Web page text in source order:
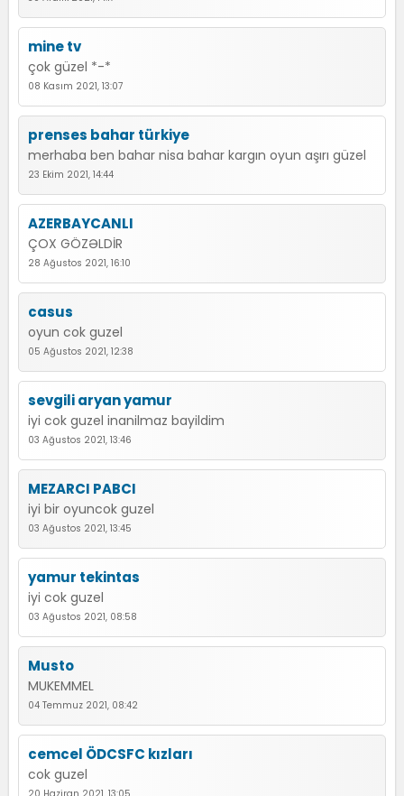
mine tv
çok güzel *-*
08 Kasım 2021, 13:07
prenses bahar türkiye
merhaba ben bahar nisa bahar kargın oyun aşırı güzel
23 Ekim 2021, 14:44
AZERBAYCANLI
ÇOX GÖZƏLDİR
28 Ağustos 2021, 16:10
casus
oyun cok guzel
05 Ağustos 2021, 12:38
sevgili aryan yamur
iyi cok guzel inanilmaz bayildim
03 Ağustos 2021, 13:46
MEZARCI PABCI
iyi bir oyuncok guzel
03 Ağustos 2021, 13:45
yamur tekintas
iyi cok guzel
03 Ağustos 2021, 08:58
Musto
MUKEMMEL
04 Temmuz 2021, 08:42
cemcel ÖDCSFC kızları
cok guzel